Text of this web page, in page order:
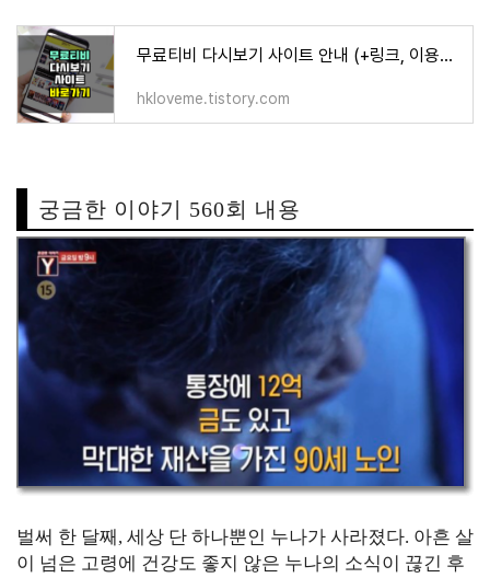
무료티비 다시보기 사이트 안내 (+링크, 이용방법)
hkloveme.tistory.com
궁금한 이야기 560회 내용
벌써 한 달째, 세상 단 하나뿐인 누나가 사라졌다. 아흔 살
이 넘은 고령에 건강도 좋지 않은 누나의 소식이 끊긴 후